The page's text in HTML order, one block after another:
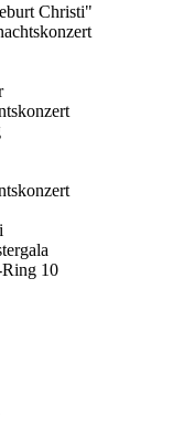
Christi"
10